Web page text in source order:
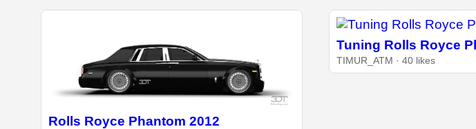
Rolls Royce Phantom 2012
Tuning Rolls Royce
TIMUR_ATM · 40 likes